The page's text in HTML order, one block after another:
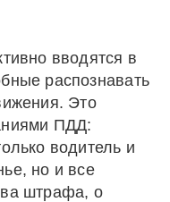
вводятся в
распознавать
Это
ПДД:
водитель и
но и все
штрафа, о